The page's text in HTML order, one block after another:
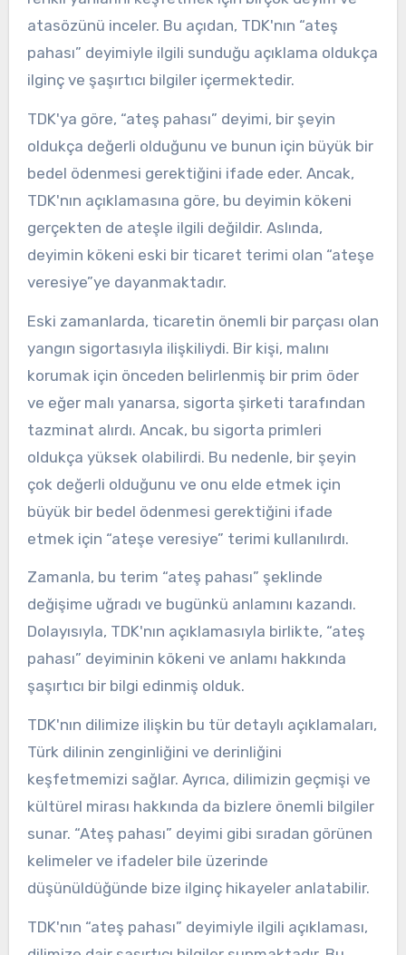
atasözünü inceler. Bu açıdan, TDK'nın “ateş
pahası” deyimiyle ilgili sunduğu açıklama oldukça
ilginç ve şaşırtıcı bilgiler içermektedir.
TDK'ya göre, “ateş pahası” deyimi, bir şeyin
oldukça değerli olduğunu ve bunun için büyük bir
bedel ödenmesi gerektiğini ifade eder. Ancak,
TDK'nın açıklamasına göre, bu deyimin kökeni
gerçekten de ateşle ilgili değildir. Aslında,
deyimin kökeni eski bir ticaret terimi olan “ateşe
veresiye”ye dayanmaktadır.
Eski zamanlarda, ticaretin önemli bir parçası olan
yangın sigortasıyla ilişkiliydi. Bir kişi, malını
korumak için önceden belirlenmiş bir prim öder
ve eğer malı yanarsa, sigorta şirketi tarafından
tazminat alırdı. Ancak, bu sigorta primleri
oldukça yüksek olabilirdi. Bu nedenle, bir şeyin
çok değerli olduğunu ve onu elde etmek için
büyük bir bedel ödenmesi gerektiğini ifade
etmek için “ateşe veresiye” terimi kullanılırdı.
Zamanla, bu terim “ateş pahası” şeklinde
değişime uğradı ve bugünkü anlamını kazandı.
Dolayısıyla, TDK'nın açıklamasıyla birlikte, “ateş
pahası” deyiminin kökeni ve anlamı hakkında
şaşırtıcı bir bilgi edinmiş olduk.
TDK'nın dilimize ilişkin bu tür detaylı açıklamaları,
Türk dilinin zenginliğini ve derinliğini
keşfetmemizi sağlar. Ayrıca, dilimizin geçmişi ve
kültürel mirası hakkında da bizlere önemli bilgiler
sunar. “Ateş pahası” deyimi gibi sıradan görünen
kelimeler ve ifadeler bile üzerinde
düşünüldüğünde bize ilginç hikayeler anlatabilir.
TDK'nın “ateş pahası” deyimiyle ilgili açıklaması,